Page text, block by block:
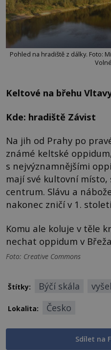
Pohled na hradiště z dálky. Foto:
Keltové na břehu
Kde: hradiště Závist
Na jih od Prahy po
známé keltské
s nejvýznamnějšími
mají své kultovní
centrum. Slávu a
nakonec zničí v 1.
Komu ale koluje v těle
nechat oppidum v
Foto: Creative Commons
Štítky: Býčí skála
Lokalita: Česko
Sdílet na